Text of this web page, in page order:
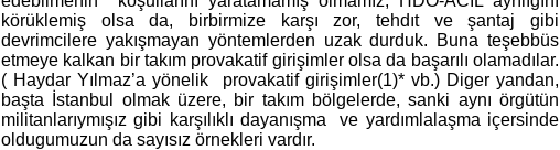
körüklemiş olsa da, birbirmize karşı zor, tehdıt ve şantaj gibi
devrimcilere yakışmayan yöntemlerden uzak durduk. Buna teşebbüs
etmeye kalkan bir takım provakatif girişimler olsa da başarılı olamadılar.
( Haydar Yılmaz’a yönelik
provakatif girişimler(1)* vb.) Diger yandan,
başta İstanbul olmak üzere, bir takım bölgelerde, sanki aynı örgütün
militanlarıymışız gibi karşılıklı dayanışma
ve yardımlalaşma içersinde
oldugumuzun da sayısız örnekleri vardır.